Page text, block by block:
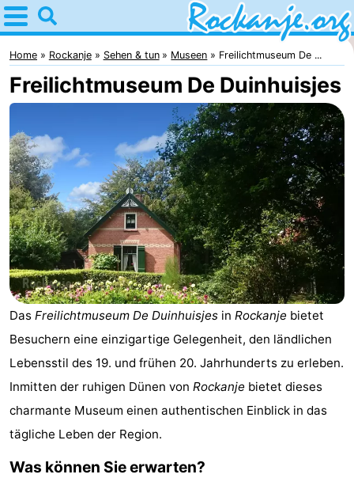
Home
Rockanje
Tipps
kindern
Übernachten
Appartements
Campingplätze
Ferienhäuser
-
Cape
-
van
Zeeland
Rondeweibos
-
Waterbos
Hotels
Home Rockanje Sehen & tun Museen Freilichtmuseum De ...
Freilichtmuseum De Duinhuisjes
Das Freilichtmuseum De Duinhuisjes in Rockanje bietet
Besuchern eine einzigartige Gelegenheit, den ländlichen
Lebensstil des 19. und frühen 20. Jahrhunderts zu erleben.
Inmitten der ruhigen Dünen von Rockanje bietet dieses
charmante Museum einen authentischen Einblick in das
tägliche Leben der Region.
Was können Sie erwarten?